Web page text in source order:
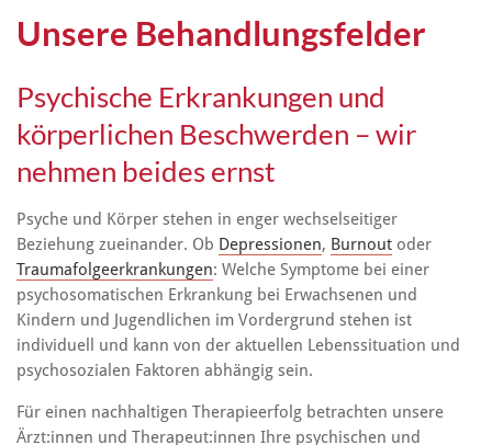
Unsere Behandlungsfelder
Psychische Erkrankungen und
körperlichen Beschwerden – wir
nehmen beides ernst
Psyche und Körper stehen in enger wechselseitiger
Beziehung zueinander. Ob Depressionen, Burnout oder
Traumafolgeerkrankungen: Welche Symptome bei einer
psychosomatischen Erkrankung bei Erwachsenen und
Kindern und Jugendlichen im Vordergrund stehen ist
individuell und kann von der aktuellen Lebenssituation und
psychosozialen Faktoren abhängig sein.
Für einen nachhaltigen Therapieerfolg betrachten unsere
Ärzt:innen und Therapeut:innen Ihre psychischen und